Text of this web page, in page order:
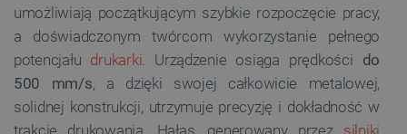
umożliwiają początkującym szybkie rozpoczęcie pracy,
a doświadczonym twórcom wykorzystanie pełnego
potencjału drukarki. Urządzenie osiąga prędkości do
500 mm/s, a dzięki swojej całkowicie metalowej,
solidnej konstrukcji, utrzymuje precyzję i dokładność w